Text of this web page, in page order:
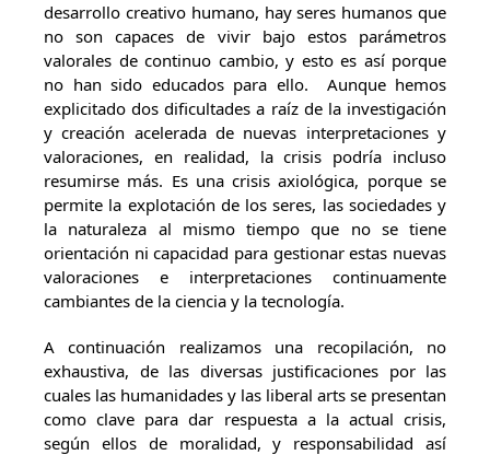
desarrollo creativo humano, hay seres humanos que
no son capaces de vivir bajo estos parámetros
valorales de continuo cambio, y esto es así porque
no han sido educados para ello. Aunque hemos
explicitado dos dificultades a raíz de la investigación
y creación acelerada de nuevas interpretaciones y
valoraciones, en realidad, la crisis podría incluso
resumirse más. Es una crisis axiológica, porque se
permite la explotación de los seres, las sociedades y
la naturaleza al mismo tiempo que no se tiene
orientación ni capacidad para gestionar estas nuevas
valoraciones e interpretaciones continuamente
cambiantes de la ciencia y la tecnología.
A continuación realizamos una recopilación, no
exhaustiva, de las diversas justificaciones por las
cuales las humanidades y las liberal arts se presentan
como clave para dar respuesta a la actual crisis,
según ellos de moralidad, y responsabilidad así